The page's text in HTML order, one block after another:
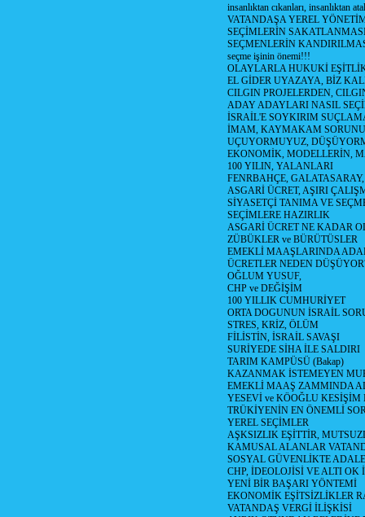
insanlıktan cıkanları, insanlıktan
VATANDAŞA YEREL
SEÇİMLERİN
SEÇMENLERİN
seçme işinin önemi!!!
OLAYLARLA HUKUKİ
EL GİDER UYAZAYA, BİZ
CILGIN PROJELERDEN,
ADAY ADAYLARI NASIL
İSRAİL'E SOYKIRIM
İMAM, KAYMAKAM SORUNU
UÇUYORMUYUZ,
EKONOMİK, MODELLERİN,
100 YILIN, YALANLARI
FENRBAHÇE,
ASGARİ ÜCRET, AŞIRI
SİYASETÇİ TANIMA VE
SEÇİMLERE HAZIRLIK
ASGARİ ÜCRET NE KADAR
ZÜBÜKLER ve BÜRÜTÜSLER
EMEKLİ MAAŞLARINDA
ÜCRETLER NEDEN
OĞLUM YUSUF,
CHP ve DEĞİŞİM
100 YILLIK CUMHURİYET
ORTA DOGUNUN İSRAİL
STRES, KRİZ, ÖLÜM
FİLİSTİN, İSRAİL SAVAŞI
SURİYEDE SİHA İLE SALDIRI
TARIM KAMPÜSÜ (Bakap)
KAZANMAK İSTEMEYEN
EMEKLİ MAAŞ ZAMMINDA
YESEVİ ve KÖOĞLU
TRÜKİYENİN EN ÖNEMLİ
YEREL SEÇİMLER
AŞKSIZLIK EŞİTTİR,
KAMUSAL ALANLAR
SOSYAL GÜVENLİKTE
CHP, İDEOLOJİSİ VE ALTI OK
YENİ BİR BAŞARI YÖNTEMİ
EKONOMİK EŞİTSİZLİKLER
VATANDAŞ VERGİ İLİŞKİSİ